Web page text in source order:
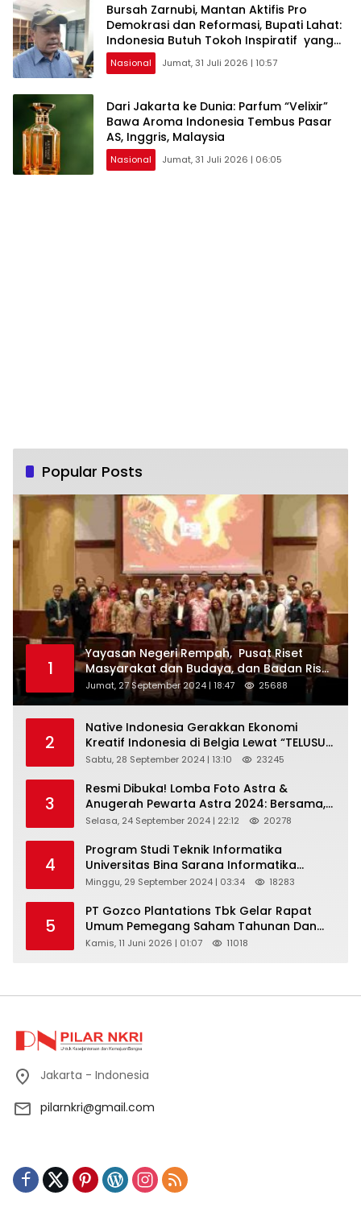
Bursah Zarnubi, Mantan Aktifis Pro
Demokrasi dan Reformasi, Bupati Lahat:
Indonesia Butuh Tokoh Inspiratif yang
Konsisten Memperjuangkan Demokrasi,
Keadilan, dan Nilai-nilai Kemanusiaan
Sastra.
Nasional Jumat, 31 Juli 2026 | 10:57
Dari Jakarta ke Dunia: Parfum “Velixir”
Bawa Aroma Indonesia Tembus Pasar
AS, Inggris, Malaysia
Nasional Jumat, 31 Juli 2026 | 06:05
Popular Posts
1
Yayasan Negeri Rempah, Pusat Riset
Masyarakat dan Budaya, dan Badan Riset
dan Inovasi Nasional ( BRIN ) Sukses
Gelar International Forum on Spice
Jumat, 27 September 2024 | 18:47 25688
2
Native Indonesia Gerakkan Ekonomi
Kreatif Indonesia di Belgia Lewat “TELUSUR
Kain Indonesia”
Sabtu, 28 September 2024 | 13:10 23245
3
Resmi Dibuka! Lomba Foto Astra &
Anugerah Pewarta Astra 2024: Bersama,
Berkarya, Berkelanjutan
Selasa, 24 September 2024 | 22:12 20278
4
Program Studi Teknik Informatika
Universitas Bina Sarana Informatika
Selenggarakan Pelatihan Pemanfaatan
Pemasaran Pada Forum UMKM
Bojongbaru Kecamatan Bojong Gede
Minggu, 29 September 2024 | 03:34 18283
5
PT Gozco Plantations Tbk Gelar Rapat
Umum Pemegang Saham Tahunan Dan
Paparan Publik 2026 Di Jakarta
Kamis, 11 Juni 2026 | 01:07 11018
Jakarta - Indonesia
pilarnkri@gmail.com